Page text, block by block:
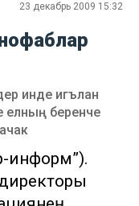
23 декабрь 2009 15:32
инде игълан
елның беренче
информ”).
директоры